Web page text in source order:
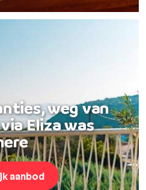
weg van
Eliza was
aanbod